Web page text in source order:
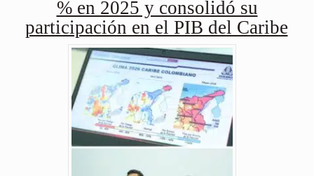
% en 2025 y consolidó su
participación en el PIB del Caribe